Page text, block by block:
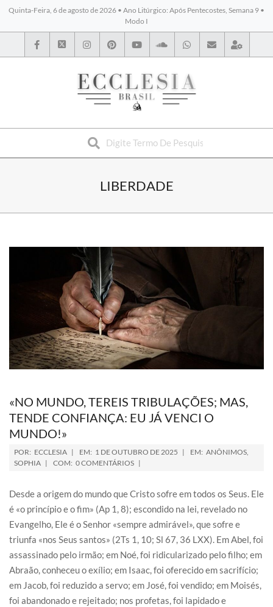
Quinta-Feira, 6 de agosto de 2026 • Ano Litúrgico: Após Pentecostes, Semana 9 •
Modo I
BYBLOS
LIBERDADE
«NO MUNDO, TEREIS TRIBULAÇÕES; MAS,
TENDE CONFIANÇA: EU JÁ VENCI O
MUNDO!»
POR: ECCLESIA EM: 1 DE OUTUBRO DE 2025 EM: ANÔNIMOS,
SOPHIA
COM: 0 COMENTÁRIOS
Desde a origem do mundo que Cristo sofre em todos os Seus. Ele
é «o princípio e o fim» (Ap 1, 8); escondido na lei, revelado no
Evangelho, Ele é o Senhor «sempre admirável», que sofre e
triunfa «nos Seus santos» (2Ts 1, 10; Sl 67, 36 LXX). Em Abel, foi
assassinado pelo irmão; em Noé, foi ridicularizado pelo filho; em
Abraão, conheceu o exílio; em Isaac, foi oferecido em sacrifício;
em Jacob, foi reduzido a servo; em José, foi vendido; em Moisés,
foi abandonado e rejeitado; nos profetas, foi lapidado e